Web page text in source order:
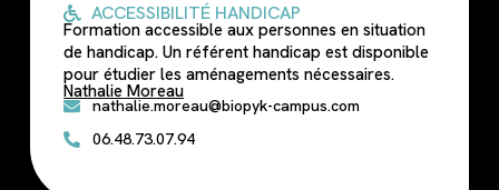
ACCESSIBILITÉ HANDICAP
Formation accessible aux personnes en situation
de handicap. Un référent handicap est disponible
pour étudier les aménagements nécessaires.
Nathalie Moreau
nathalie.moreau@biopyk-campus.com
06.48.73.07.94